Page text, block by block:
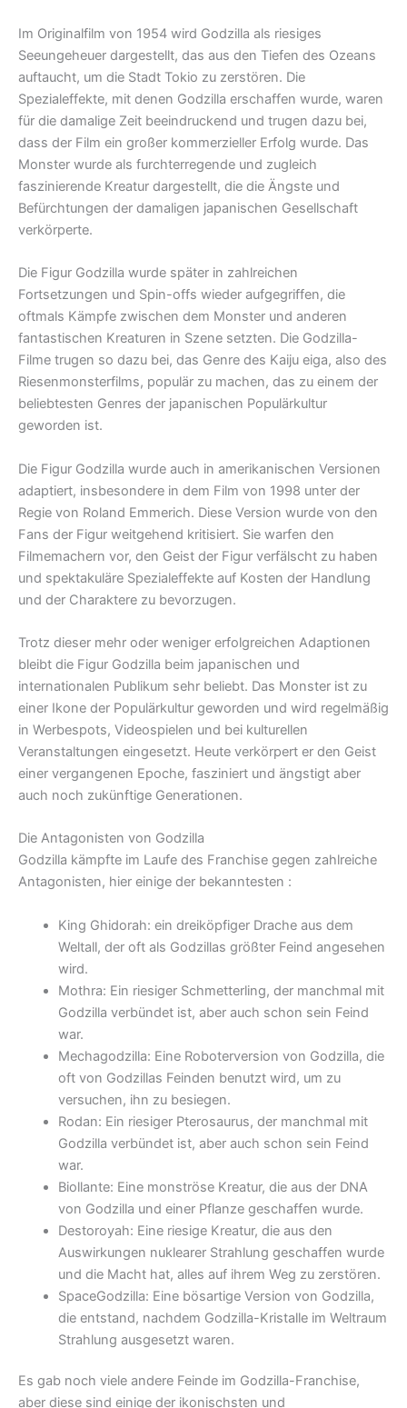
Im Originalfilm von 1954 wird Godzilla als riesiges
Seeungeheuer dargestellt, das aus den Tiefen des Ozeans
auftaucht, um die Stadt Tokio zu zerstören. Die
Spezialeffekte, mit denen Godzilla erschaffen wurde, waren
für die damalige Zeit beeindruckend und trugen dazu bei,
dass der Film ein großer kommerzieller Erfolg wurde. Das
Monster wurde als furchterregende und zugleich
faszinierende Kreatur dargestellt, die die Ängste und
Befürchtungen der damaligen japanischen Gesellschaft
verkörperte.
Die Figur Godzilla wurde später in zahlreichen
Fortsetzungen und Spin-offs wieder aufgegriffen, die
oftmals Kämpfe zwischen dem Monster und anderen
fantastischen Kreaturen in Szene setzten. Die Godzilla-
Filme trugen so dazu bei, das Genre des Kaiju eiga, also des
Riesenmonsterfilms, populär zu machen, das zu einem der
beliebtesten Genres der japanischen Populärkultur
geworden ist.
Die Figur Godzilla wurde auch in amerikanischen Versionen
adaptiert, insbesondere in dem Film von 1998 unter der
Regie von Roland Emmerich. Diese Version wurde von den
Fans der Figur weitgehend kritisiert. Sie warfen den
Filmemachern vor, den Geist der Figur verfälscht zu haben
und spektakuläre Spezialeffekte auf Kosten der Handlung
und der Charaktere zu bevorzugen.
Trotz dieser mehr oder weniger erfolgreichen Adaptionen
bleibt die Figur Godzilla beim japanischen und
internationalen Publikum sehr beliebt. Das Monster ist zu
einer Ikone der Populärkultur geworden und wird regelmäßig
in Werbespots, Videospielen und bei kulturellen
Veranstaltungen eingesetzt. Heute verkörpert er den Geist
einer vergangenen Epoche, fasziniert und ängstigt aber
auch noch zukünftige Generationen.
Die Antagonisten von Godzilla
Godzilla kämpfte im Laufe des Franchise gegen zahlreiche
Antagonisten, hier einige der bekanntesten :
King Ghidorah: ein dreiköpfiger Drache aus dem
Weltall, der oft als Godzillas größter Feind angesehen
wird.
Mothra: Ein riesiger Schmetterling, der manchmal mit
Godzilla verbündet ist, aber auch schon sein Feind
war.
Mechagodzilla: Eine Roboterversion von Godzilla, die
oft von Godzillas Feinden benutzt wird, um zu
versuchen, ihn zu besiegen.
Rodan: Ein riesiger Pterosaurus, der manchmal mit
Godzilla verbündet ist, aber auch schon sein Feind
war.
Biollante: Eine monströse Kreatur, die aus der DNA
von Godzilla und einer Pflanze geschaffen wurde.
Destoroyah: Eine riesige Kreatur, die aus den
Auswirkungen nuklearer Strahlung geschaffen wurde
und die Macht hat, alles auf ihrem Weg zu zerstören.
SpaceGodzilla: Eine bösartige Version von Godzilla,
die entstand, nachdem Godzilla-Kristalle im Weltraum
Strahlung ausgesetzt waren.
Es gab noch viele andere Feinde im Godzilla-Franchise,
aber diese sind einige der ikonischsten und